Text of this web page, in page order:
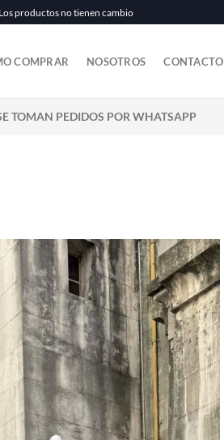
productos no tienen cambio
COMPRAR NOSOTROS CONTACTO
TOMAN PEDIDOS POR WHATSAPP